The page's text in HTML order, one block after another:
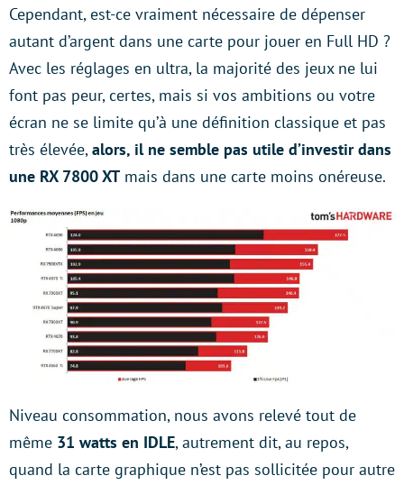
Cependant, est-ce vraiment nécessaire de dépenser
autant d’argent dans une carte pour jouer en Full HD ?
Avec les réglages en ultra, la majorité des jeux ne lui
font pas peur, certes, mais si vos ambitions ou votre
écran ne se limite qu’à une définition classique et pas
très élevée,alors, il ne semble pas utile d’investir dans
une RX 7800 XT mais dans une carte moins onéreuse.
Niveau consommation, nous avons relevé tout de
même 31 watts en IDLE, autrement dit, au repos,
quand la carte graphique n’est pas sollicitée pour autre